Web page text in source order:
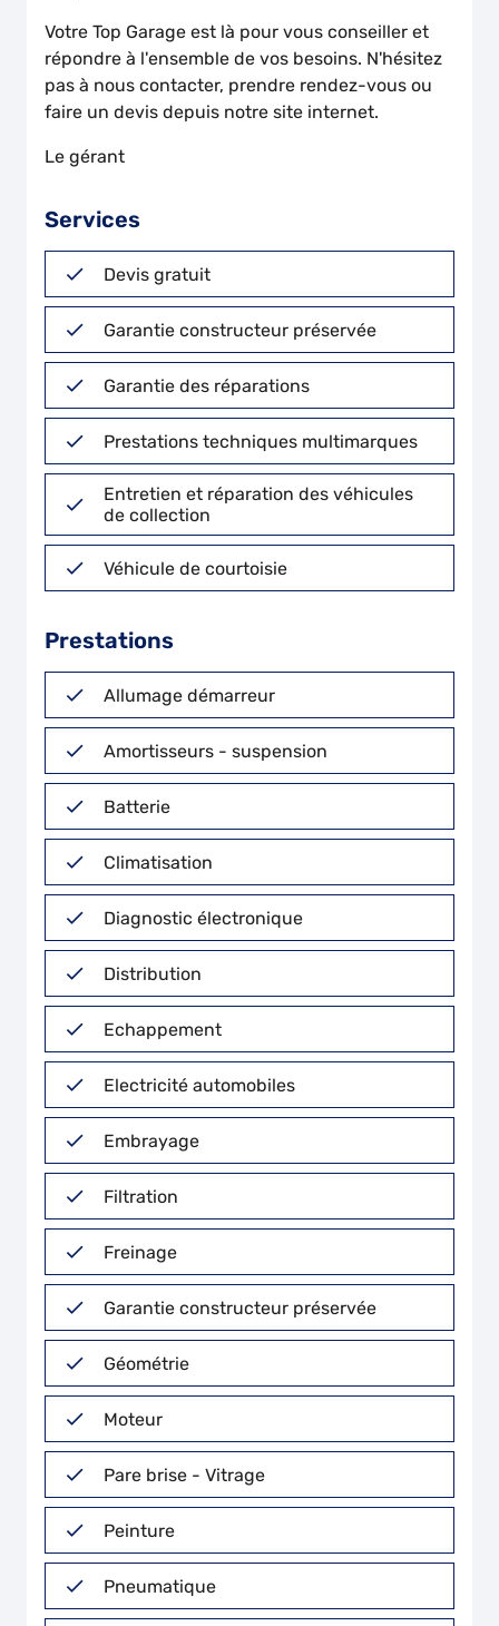
Votre Top Garage est là pour vous conseiller et
répondre à l'ensemble de vos besoins. N'hésitez
pas à nous contacter, prendre rendez-vous ou
faire un devis depuis notre site internet.
Le gérant
Services
Devis gratuit
Garantie constructeur préservée
Garantie des réparations
Prestations techniques multimarques
Entretien et réparation des véhicules
de collection
Véhicule de courtoisie
Prestations
Allumage démarreur
Amortisseurs - suspension
Batterie
Climatisation
Diagnostic électronique
Distribution
Echappement
Electricité automobiles
Embrayage
Filtration
Freinage
Garantie constructeur préservée
Géométrie
Moteur
Pare brise - Vitrage
Peinture
Pneumatique